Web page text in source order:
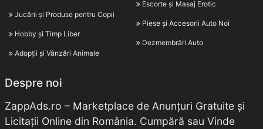
Jucării și Produse pentru Copii
Hobby și Timp Liber
Adopții și Vânzări Animale
Escorte și Masaj Erotic
Piese și Accesorii Auto Noi
Dezmembrări Auto
Despre noi
ZappAds.ro – Marketplace de Anunțuri Gratuite și
Licitații Online din România. Cumpără sau Vinde